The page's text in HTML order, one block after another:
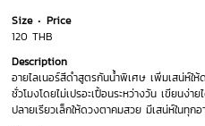
Size
Price
120 THB
Description
อายไลเนอร์สีดำสูตรกันน้ำพิเศษ เพิ่มเสน่ห์ใ
ชั่วโมงโดยไม่เปรอะเปื้อนระหว่างวัน เขียนง่
ปลายเรียวเล็กให้ดวงตาคมสวย มีเสน่ห์ในทุ